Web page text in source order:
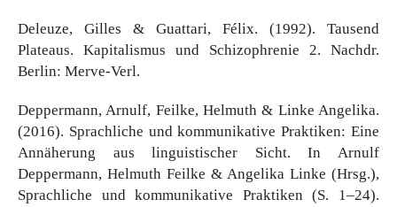
Deleuze, Gilles & Guattari, Félix. (1992). Tausend
Plateaus. Kapitalismus und Schizophrenie 2. Nachdr.
Berlin: Merve-Verl.
Deppermann, Arnulf, Feilke, Helmuth & Linke Angelika.
(2016). Sprachliche und kommunikative Praktiken: Eine
Annäherung aus linguistischer Sicht. In Arnulf
Deppermann, Helmuth Feilke & Angelika Linke (Hrsg.),
Sprachliche und kommunikative Praktiken (S. 1–24).